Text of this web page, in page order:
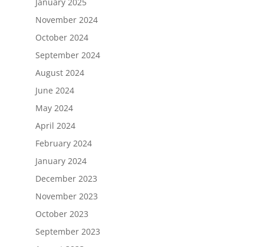
November 2024
October 2024
September 2024
August 2024
June 2024
May 2024
April 2024
February 2024
January 2024
December 2023
November 2023
October 2023
September 2023